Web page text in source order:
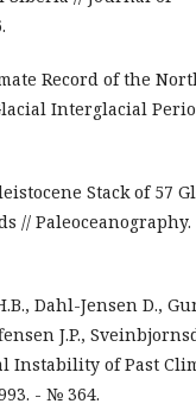
Record of the
Interglacial
Stack of 57
//
Dahl-Jensen D.,
J.P.,
Instability of Past
- № 364.